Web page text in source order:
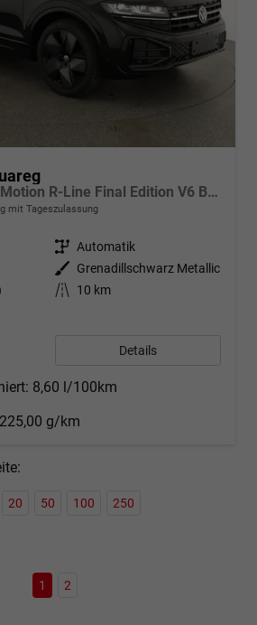
3.0 TDI 210 kW 4Motion R-Line Final Edition V6 Black Edition, HuD, Luft, Standheizung, Pano, Dynaudio, Leder, AHK, Navi, Side, Winter, 5 J.-Garantie
mit Tageszulassung
Getriebe Automatik
Außenfarbe
Grenadillschwarz Metallic
Kilometerstand
10 km
Details
8,60 l/100km
225,00 g/km
20 50 100 250
1 2